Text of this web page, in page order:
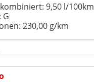
9,50 l/100km
G
230,00 g/km